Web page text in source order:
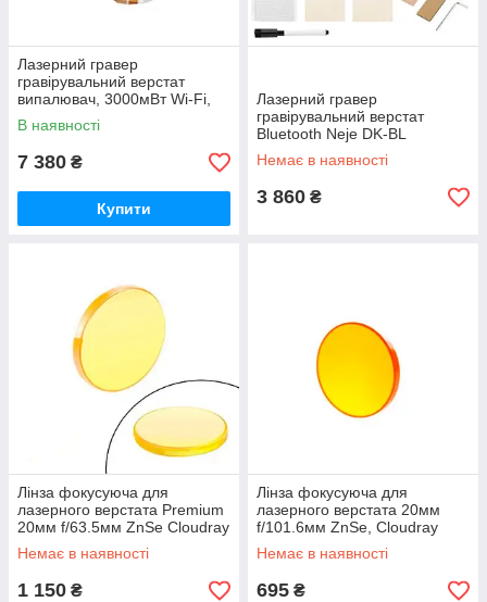
Лазерний гравер
гравірувальний верстат
випалювач, 3000мВт Wi-Fi,
K10
В наявності
7 380 ₴
Купити
Лазерний гравер
гравірувальний верстат
Bluetooth Neje DK-BL
1500мВт
Немає в наявності
3 860 ₴
Лінза фокусуюча для
лазерного верстата Premium
20мм f/63.5мм ZnSe Cloudray
Немає в наявності
1 150 ₴
Лінза фокусуюча для
лазерного верстата 20мм
f/101.6мм ZnSe, Cloudray
Немає в наявності
695 ₴